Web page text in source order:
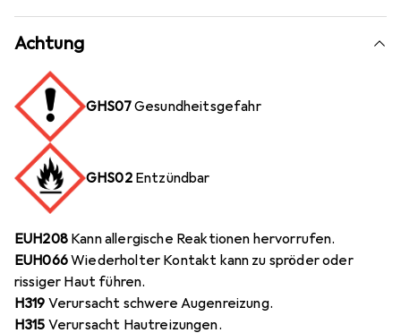
Achtung
GHS07Gesundheitsgefahr
GHS02 Entzündbar
EUH208 Kann allergische Reaktionen hervorrufen.
EUH066Wiederholter Kontakt kann zu spröder oder
rissiger Haut führen.
H319 Verursacht schwere Augenreizung.
H315 Verursacht Hautreizungen.